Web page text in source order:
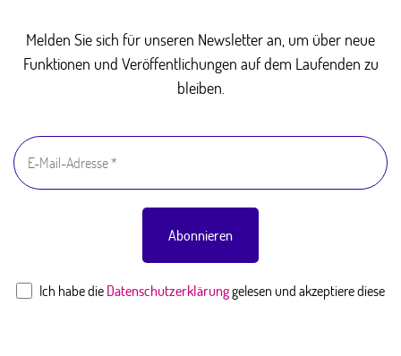
Melden Sie sich für unseren Newsletter an, um über neue
Funktionen und Veröffentlichungen auf dem Laufenden zu
bleiben.
Ich habe dieDatenschutzerklärunggelesen und akzeptiere diese